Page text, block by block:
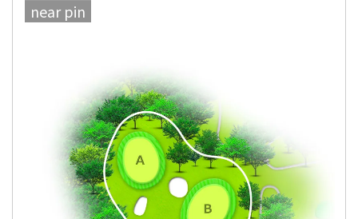
near pin